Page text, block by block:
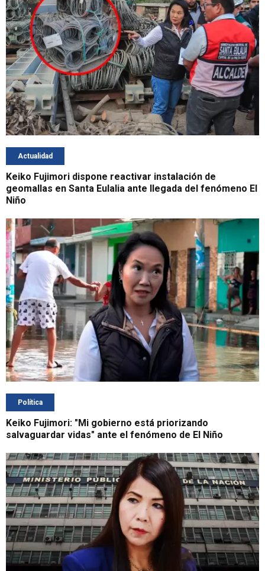
Actualidad
Keiko Fujimori dispone reactivar instalación de
geomallas en Santa Eulalia ante llegada del fenómeno El
Niño
Política
Keiko Fujimori: "Mi gobierno está priorizando
salvaguardar vidas" ante el fenómeno de El Niño